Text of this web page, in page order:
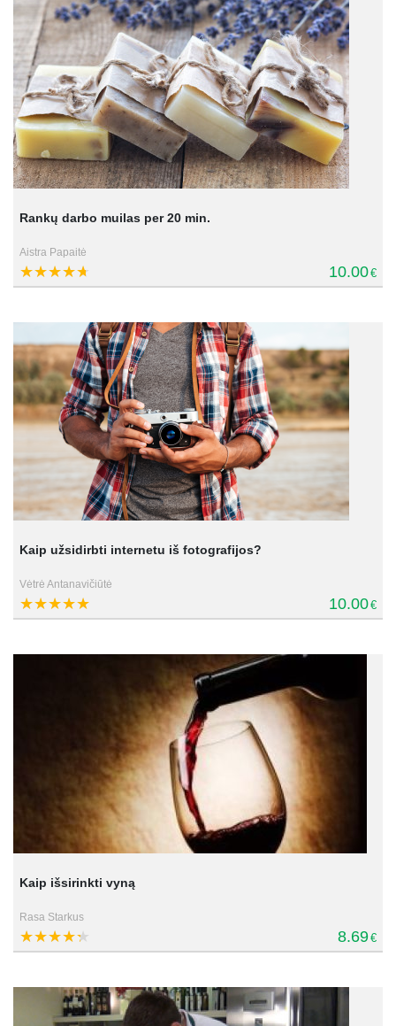
Rankų darbo muilas per 20 min.
Aistra Papaitė
10.00€
Kaip užsidirbti internetu iš fotografijos?
Vėtrė Antanavičiūtė
10.00€
Kaip išsirinkti vyną
Rasa Starkus
8.69€